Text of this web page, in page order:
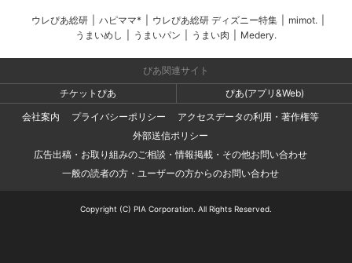
ウレぴあ総研 ハピママ* ウレぴあ総研 ディズニー特集 mimot.
うまいめし
うまいパン うまい肉 Medery.
ぴあ関連サイト
チケットぴあ
ぴあ(アプリ&Web)
会社案内
プライバシーポリシー
アクセスデータの利用・著作権等
外部送信ポリシー
広告出稿・お取り組みのご相談・情報掲載・その他お問い合わせ
一般の読者の方・ユーザーの方からのお問い合わせ
Copyright (C) PIA Corporation. All Rights Reserved.